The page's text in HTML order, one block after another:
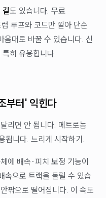
길도 있습니다. 무료
루프와 코드만 깔아 단순
음대로 바꿀 수 있습니다. 신
히 유용합니다.
부터' 익힌다
리면 안 됩니다. 메트로놈
됩니다. 느리게 시작하기.
에 배속·피치 보정 기능이
속으로 트랙을 돌릴 수 있습
팎으로 떨어집니다. 이 속도